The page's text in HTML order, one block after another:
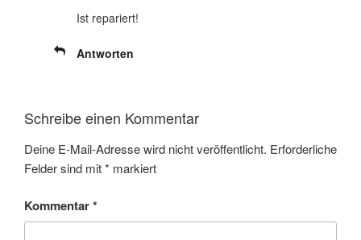
Ist repariert!
Antworten
Schreibe einen Kommentar
Deine E-Mail-Adresse wird nicht veröffentlicht. Erforderliche
Felder sind mit* markiert
Kommentar*